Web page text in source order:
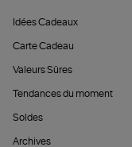
Idées Cadeaux
Carte Cadeau
Valeurs Sûres
Tendances du moment
Soldes
Archives